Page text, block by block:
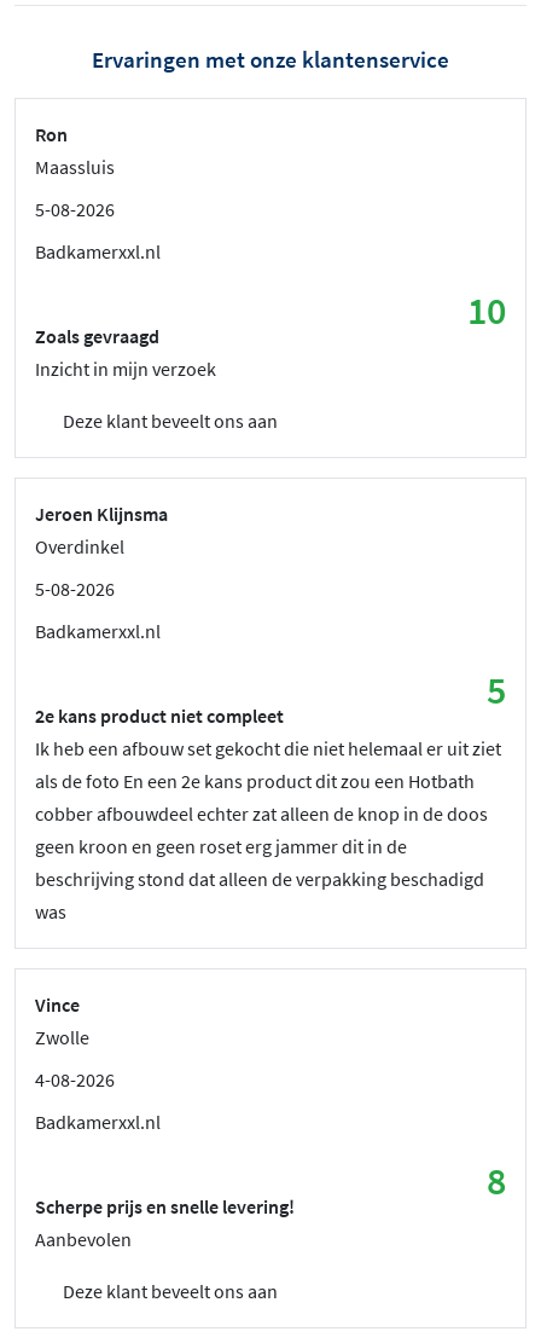
Ervaringen met onze klantenservice
Ron
Maassluis
5-08-2026
Badkamerxxl.nl
10
Zoals gevraagd
Inzicht in mijn verzoek
Deze klant beveelt ons aan
Jeroen Klijnsma
Overdinkel
5-08-2026
Badkamerxxl.nl
5
2e kans product niet compleet
Ik heb een afbouw set gekocht die niet helemaal er uit ziet
als de foto En een 2e kans product dit zou een Hotbath
cobber afbouwdeel echter zat alleen de knop in de doos
geen kroon en geen roset erg jammer dit in de
beschrijving stond dat alleen de verpakking beschadigd
was
Vince
Zwolle
4-08-2026
Badkamerxxl.nl
8
Scherpe prijs en snelle levering!
Aanbevolen
Deze klant beveelt ons aan